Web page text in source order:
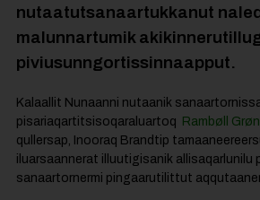
nutaatutsanaartukkanut
malunnartumik
piviusunngortissinnaapput.
Kalaallit Nunaanni nutaanik
pisariaqartitsisoqaraluartoq Rambøll
qullersap, Inooraq Brandtip
iluarsaannerat illuutigisanik
sanaartornermi pingaarutilittut